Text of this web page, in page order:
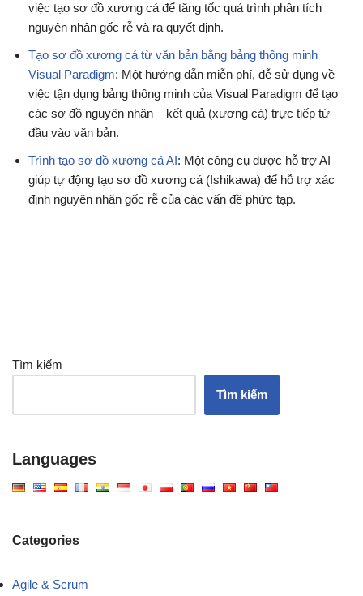
việc tạo sơ đồ xương cá để tăng tốc quá trình phân tích
nguyên nhân gốc rễ và ra quyết định.
Tạo sơ đồ xương cá từ văn bản bằng bảng thông minh
Visual Paradigm: Một hướng dẫn miễn phí, dễ sử dụng về
việc tận dụng bảng thông minh của Visual Paradigm để tạo
các sơ đồ nguyên nhân – kết quả (xương cá) trực tiếp từ
đầu vào văn bản.
Trình tạo sơ đồ xương cá AI: Một công cụ được hỗ trợ AI
giúp tự động tạo sơ đồ xương cá (Ishikawa) để hỗ trợ xác
định nguyên nhân gốc rễ của các vấn đề phức tạp.
Tìm kiếm
Tìm kiếm
Languages
Categories
Agile & Scrum